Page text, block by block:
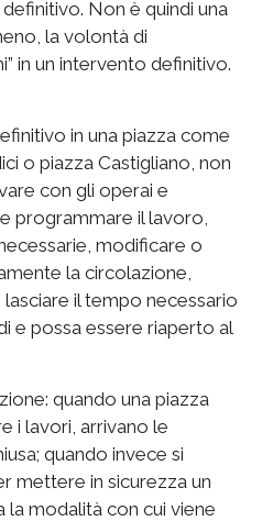
Non è quindi una
la volontà di
in un intervento definitivo.
in una piazza come
o piazza Castigliano, non
con gli operai e
programmare il lavoro,
modificare o
la circolazione,
il tempo necessario
e possa essere riaperto al
quando una piazza
i lavori, arrivano le
quando invece si
mettere in sicurezza un
modalità con cui viene